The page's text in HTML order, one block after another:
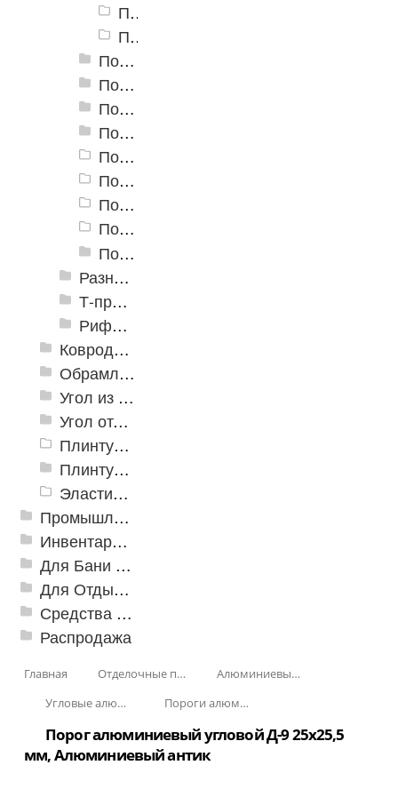
Порог алюминиевый угловой Д-9 25x25,5 мм, Медный антик
Порог алюминиевый угловой Д-9 25x25,5 мм, Серебро НЕ
Пороги алюминиевые угловые Д-13 40х20 мм
Пороги алюминиевые угловые Д-14 47,1х32 мм
Пороги алюминиевые угловые Д-16 40х20 мм
Пороги алюминиевые угловые Д-19 30х30 мм
Пороги алюминиевые угловые УКВ
Пороги алюминиевые угловые 30х30
Пороги алюминиевые угловые 40х40
Пороги алюминиевые угловые 20х20
Пороги алюминиевые угловые Д-5 20х20мм
Разноуровневые алюминиевые профили
Т-профиль
Рифленые алюминиевые листы и углы квинтет
Ковродержатели
Обрамление
Угол из ПВХ
Угол отделочный арочный
Плинтус для столешниц
Плинтусы «KronPlast»
Эластичный напольно-стыковочный профиль Cezar
Промышленный текстиль
Инвентарь для клининга
Для Бани и Сауны
Для Отдыха и Пикника
Средства от насекомых и садовых вредителей
Распродажа
Главная Отделочные профили
Алюминиевые пороги
Угловые алюминиевые пороги
Пороги алюминиевые угловые Д-9 25х25,5 мм
Порог алюминиевый угловой Д-9 25x25,5
мм, Алюминиевый антик